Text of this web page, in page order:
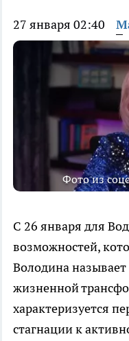
27 января 02:40
Фото из
С 26 января для
возможностей,
Володина называет
жизненной
характеризуется
стагнации к